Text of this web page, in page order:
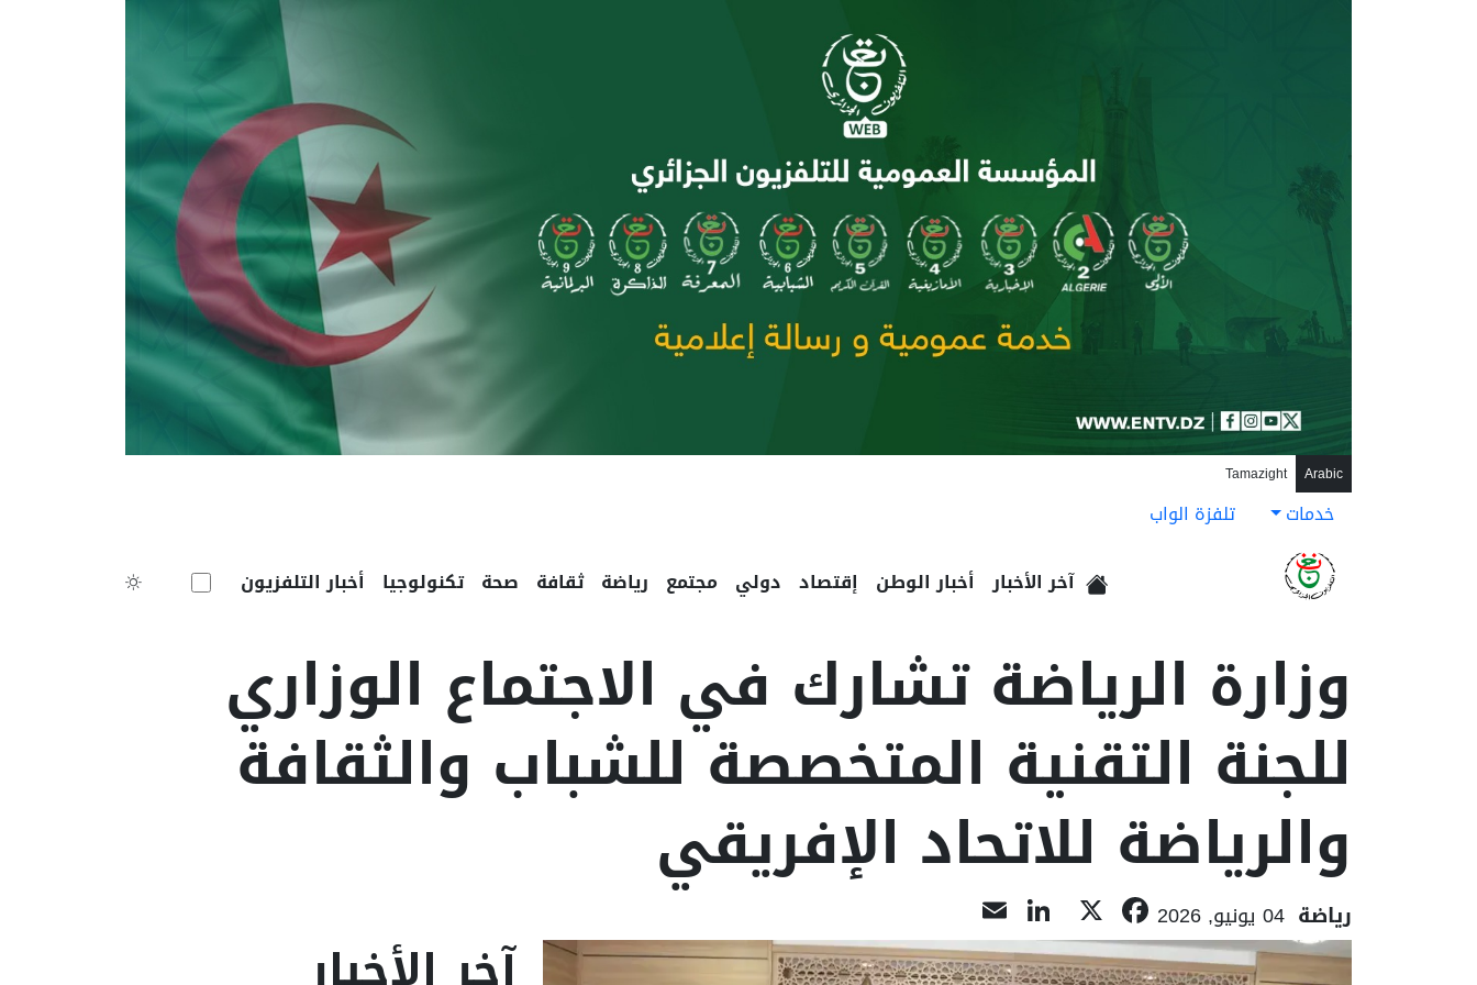
Arabic
Tamazight
خدمات تلفزة الواب
آخر الأخبار أخبار الوطن إقتصاد دولي مجتمع رياضة ثقافة صحة تكنولوجيا أخبار التلفزيون
وزارة الرياضة تشارك في الاجتماع الوزاري
للجنة التقنية المتخصصة للشباب والثقافة
والرياضة للاتحاد الإفريقي
رياضة 04 يونيو, 2026 Facebook
LinkedIn